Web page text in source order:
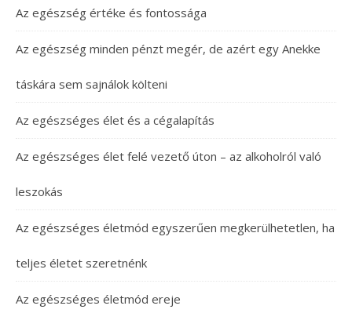
Az egészség értéke és fontossága
Az egészség minden pénzt megér, de azért egy Anekke
táskára sem sajnálok költeni
Az egészséges élet és a cégalapítás
Az egészséges élet felé vezető úton – az alkoholról való
leszokás
Az egészséges életmód egyszerűen megkerülhetetlen, ha
teljes életet szeretnénk
Az egészséges életmód ereje